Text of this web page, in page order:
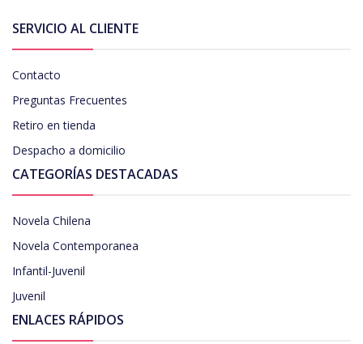
SERVICIO AL CLIENTE
Contacto
Preguntas Frecuentes
Retiro en tienda
Despacho a domicilio
CATEGORÍAS DESTACADAS
Novela Chilena
Novela Contemporanea
Infantil-Juvenil
Juvenil
ENLACES RÁPIDOS